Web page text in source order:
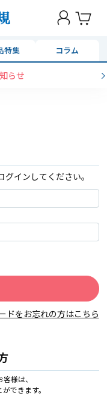
特集 コラム
らせ
インしてください。
ドをお忘れの方はこちら
様は、
できます。